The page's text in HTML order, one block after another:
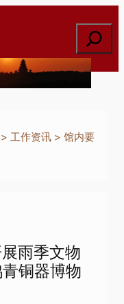
索
工作资讯> 馆内要
雨季文物
铜器博物